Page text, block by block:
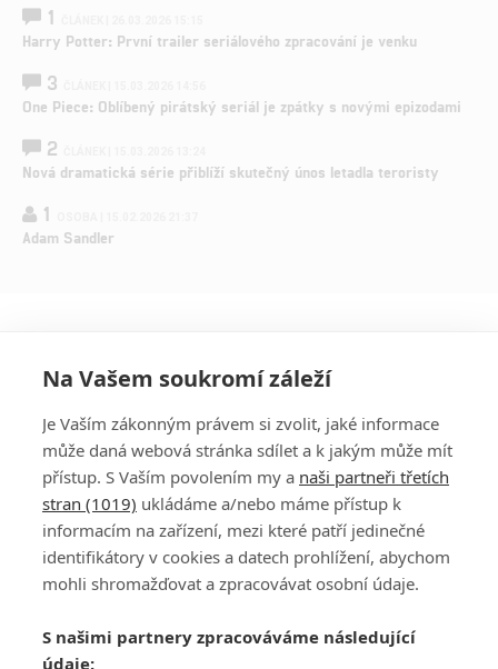
1
Harry Potter: První trailer seriálového zpracování je venku
3
One Piece: Oblíbený pirátský seriál je zpátky s novými epizodami
2
Nová dramatická série přiblíží skutečný únos letadla teroristy
1
Adam Sandler
PŘIHLÁSIT
REGISTROVAT
DISKUZE
Šéfredaktorkou webu jePetr Slavík, e-mailserialy@fandimefilmu.cz
Na Vašem soukromí záleží
Je Vaším zákonným právem si zvolit, jaké informace
může daná webová stránka sdílet a k jakým může mít
přístup. S Vaším povolením my a naši partneři třetích
stran (1019) ukládáme a/nebo máme přístup k
informacím na zařízení, mezi které patří jedinečné
identifikátory v cookies a datech prohlížení, abychom
mohli shromažďovat a zpracovávat osobní údaje.
S našimi partnery zpracováváme následující
údaje: